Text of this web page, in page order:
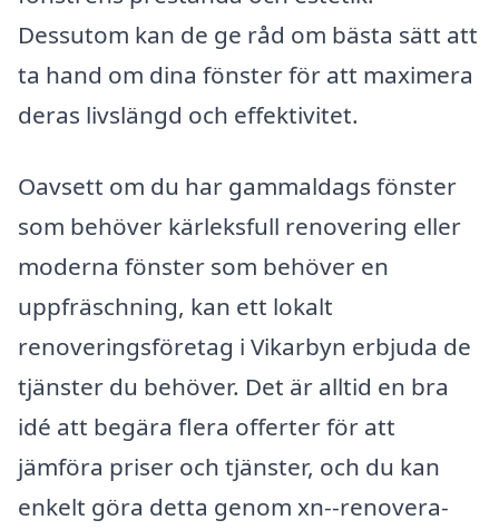
Dessutom kan de ge råd om bästa sätt att
ta hand om dina fönster för att maximera
deras livslängd och effektivitet.
Oavsett om du har gammaldags fönster
som behöver kärleksfull renovering eller
moderna fönster som behöver en
uppfräschning, kan ett lokalt
renoveringsföretag i Vikarbyn erbjuda de
tjänster du behöver. Det är alltid en bra
idé att begära flera offerter för att
jämföra priser och tjänster, och du kan
enkelt göra detta genom xn--renovera-